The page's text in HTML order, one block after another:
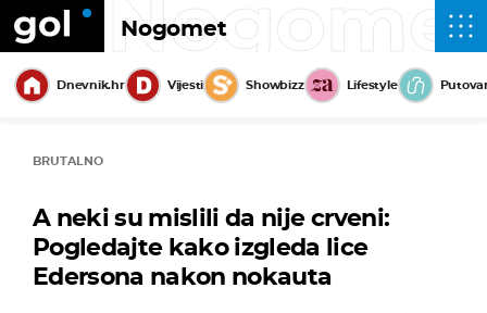
Nogomet
Dnevnik.hr Vijesti Showbizz Lifestyle
BRUTALNO
A neki su mislili da nije crveni:
Pogledajte kako izgleda lice
Edersona nakon nokauta